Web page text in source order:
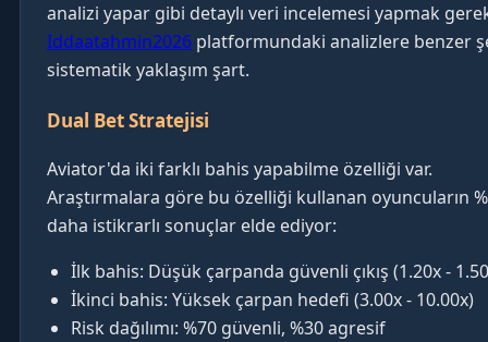
analizi yapar gibi detaylı veri incelemesi yapmak
Iddaatahmin2026 platformundaki analizlere benzer
sistematik yaklaşım şart.
Dual Bet Stratejisi
Aviator'da iki farklı bahis yapabilme özelliği var.
Araştırmalara göre bu özelliği kullanan oyuncuların
daha istikrarlı sonuçlar elde ediyor:
İlk bahis: Düşük çarpanda güvenli çıkış (1.20x -
İkinci bahis: Yüksek çarpan hedefi (3.00x - 10.00x)
Risk dağılımı: %70 güvenli, %30 agresif